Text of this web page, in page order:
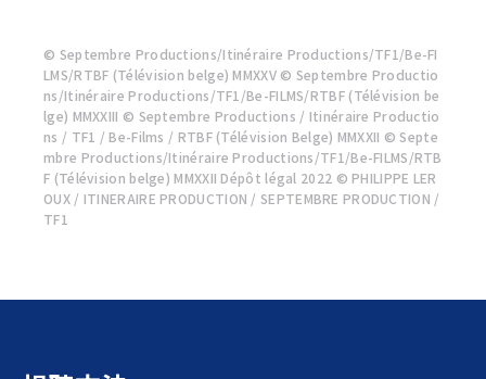
© Septembre Productions/Itinéraire Productions/TF1/Be-FI
LMS/RTBF (Télévision belge) MMXXV © Septembre Productio
ns/Itinéraire Productions/TF1/Be-FILMS/RTBF (Télévision be
lge) MMXXIII © Septembre Productions / Itinéraire Productio
ns / TF1 / Be-Films / RTBF (Télévision Belge) MMXXII © Septe
mbre Productions/Itinéraire Productions/TF1/Be-FILMS/RTB
F (Télévision belge) MMXXII Dépôt légal 2022 © PHILIPPE LER
OUX / ITINERAIRE PRODUCTION / SEPTEMBRE PRODUCTION /
TF1